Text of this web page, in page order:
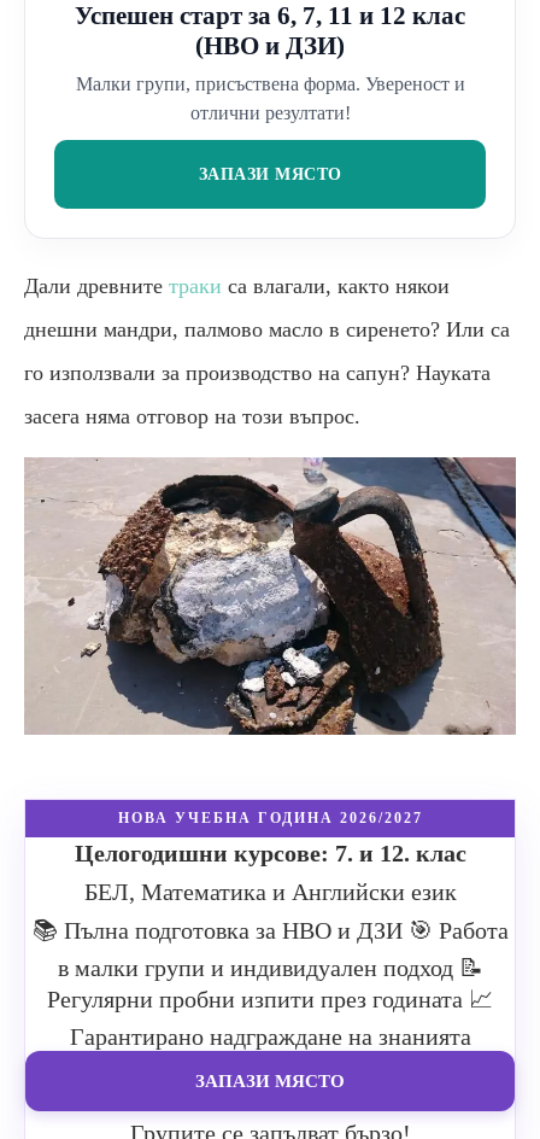
Успешен старт за 6, 7, 11 и 12 клас
(НВО и ДЗИ)
Малки групи, присъствена форма. Увереност и
отлични резултати!
ЗАПАЗИ МЯСТО
Дали древните траки са влагали, както някои
днешни мандри, палмово масло в сиренето? Или са
го използвали за производство на сапун? Науката
засега няма отговор на този въпрос.
НОВА УЧЕБНА ГОДИНА 2026/2027
Целогодишни курсове: 7. и 12. клас
БЕЛ, Математика и Английски език
📚 Пълна подготовка за НВО и ДЗИ 🎯 Работа
в малки групи и индивидуален подход 📝
Регулярни пробни изпити през годината 📈
Гарантирано надграждане на знанията
ЗАПАЗИ МЯСТО
Групите се запълват бързо!